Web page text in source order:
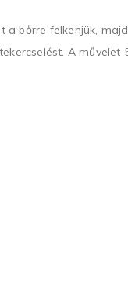
a bőrre felkenjük,
A művelet